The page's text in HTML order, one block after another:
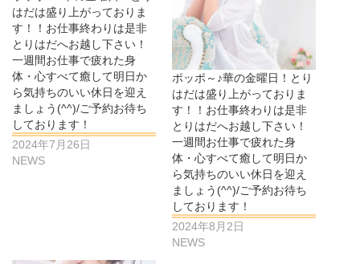
はだは盛り上がっておりま
す！！お仕事終わりは是非
とりはだへお越し下さい！
一週間お仕事で疲れた身
体・心すべて癒して明日か
ら気持ちのいい休日を迎え
ましょう(^^)/ご予約お待ち
しております！
2024年7月26日
NEWS
ポッポ～♪華の金曜日！とり
はだは盛り上がっておりま
す！！お仕事終わりは是非
とりはだへお越し下さい！
一週間お仕事で疲れた身
体・心すべて癒して明日か
ら気持ちのいい休日を迎え
ましょう(^^)/ご予約お待ち
しております！
2024年8月2日
NEWS